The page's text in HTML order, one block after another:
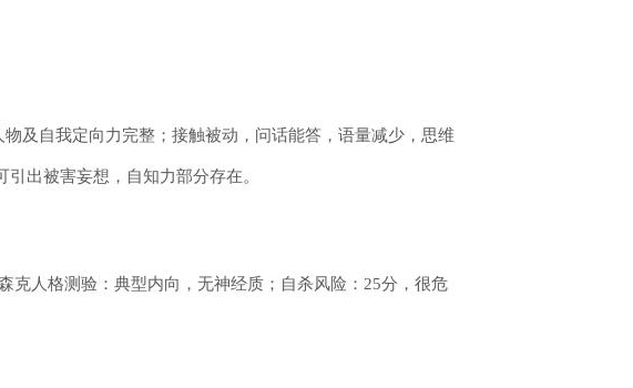
及自我定向力完整；接触被动，问话能答，语量减少，思维
出被害妄想，自知力部分存在。
克人格测验：典型内向，无神经质；自杀风险：25分，很危